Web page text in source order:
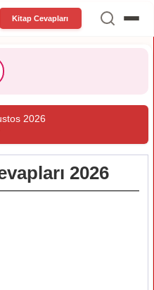
Kitap Cevapları
2026
2026